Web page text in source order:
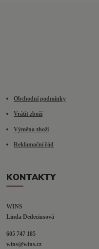
Obchodní podmínky
Vrátit zboží
Výměna zboží
Reklamační řád
KONTAKTY
WINS
Linda Dedeciusová
605 747 185
wins@wins.cz